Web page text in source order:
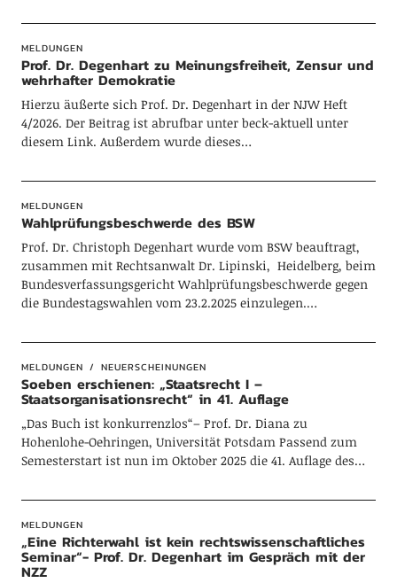
MELDUNGEN
Prof. Dr. Degenhart zu Meinungsfreiheit, Zensur und
wehrhafter Demokratie
Hierzu äußerte sich Prof. Dr. Degenhart in der NJW Heft
4/2026. Der Beitrag ist abrufbar unter beck-aktuell unter
diesem Link. Außerdem wurde dieses…
MELDUNGEN
Wahlprüfungsbeschwerde des BSW
Prof. Dr. Christoph Degenhart wurde vom BSW beauftragt,
zusammen mit Rechtsanwalt Dr. Lipinski, Heidelberg, beim
Bundesverfassungsgericht Wahlprüfungsbeschwerde gegen
die Bundestagswahlen vom 23.2.2025 einzulegen.…
MELDUNGEN NEUERSCHEINUNGEN
Soeben erschienen: „Staatsrecht I –
Staatsorganisationsrecht“ in 41. Auflage
„Das Buch ist konkurrenzlos“– Prof. Dr. Diana zu
Hohenlohe-Oehringen, Universität Potsdam Passend zum
Semesterstart ist nun im Oktober 2025 die 41. Auflage des…
MELDUNGEN
„Eine Richterwahl ist kein rechtswissenschaftliches
Seminar“- Prof. Dr. Degenhart im Gespräch mit der
NZZ